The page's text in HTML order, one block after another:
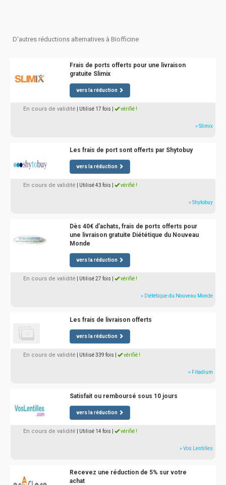
D'autres réductions alternatives à Biofficine
Frais de ports offerts pour une livraison
gratuite Slimix
vers la réduction
En cours de validité | Utilisé 17 fois vérifié !
» Slimix
Les frais de port sont offerts par Shytobuy
vers la réduction
En cours de validité | Utilisé 43 fois vérifié !
» Shytobuy
Dès 40€ d'achats, frais de ports offerts pour
une livraison gratuite Diététique du Nouveau
Monde
vers la réduction
En cours de validité | Utilisé 27 fois vérifié !
» Diététique du Nouveau Monde
Les frais de livraison offerts
vers la réduction
En cours de validité | Utilisé 339 fois vérifié !
» Fitadium
Satisfait ou remboursé sous 10 jours
vers la réduction
En cours de validité | Utilisé 14 fois vérifié !
» Vos Lentilles
Recevez une réduction de 5% sur votre
achat